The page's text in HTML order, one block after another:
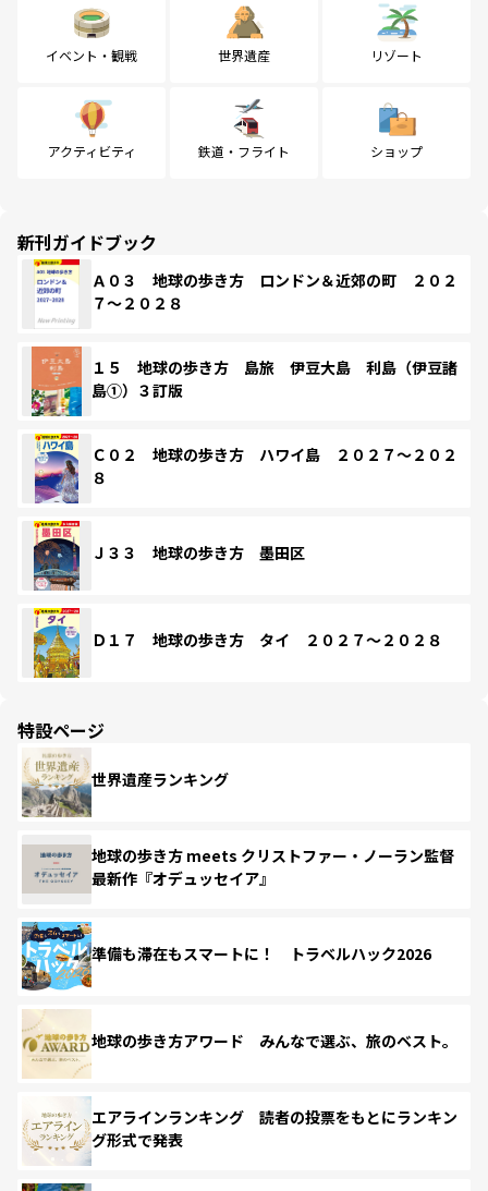
イベント・観戦 世界遺産 リゾート
アクティビティ 鉄道・フライト ショップ
新刊ガイドブック
Ａ０３ 地球の歩き方 ロンドン＆近郊の町 ２０２
７～２０２８
１５ 地球の歩き方 島旅 伊豆大島 利島（伊豆諸
島①）３訂版
Ｃ０２ 地球の歩き方 ハワイ島 ２０２７～２０２
８
Ｊ３３ 地球の歩き方 墨田区
Ｄ１７ 地球の歩き方 タイ ２０２７～２０２８
特設ページ
世界遺産ランキング
地球の歩き方 meets クリストファー・ノーラン監督
最新作『オデュッセイア』
準備も滞在もスマートに！ トラベルハック2026
地球の歩き方アワード みんなで選ぶ、旅のベスト。
エアラインランキング 読者の投票をもとにランキン
グ形式で発表